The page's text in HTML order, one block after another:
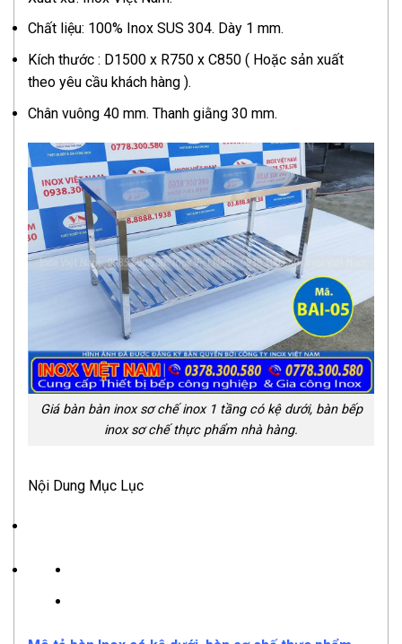
Chất liệu: 100% Inox SUS 304. Dày 1 mm.
Kích thước : D1500 x R750 x C850 ( Hoặc sản xuất
theo yêu cầu khách hàng ).
Chân vuông 40 mm. Thanh giằng 30 mm.
Giá bàn bàn inox sơ chế inox 1 tầng có kệ dưới, bàn bếp
inox sơ chế thực phẩm nhà hàng.
Nội Dung Mục Lục